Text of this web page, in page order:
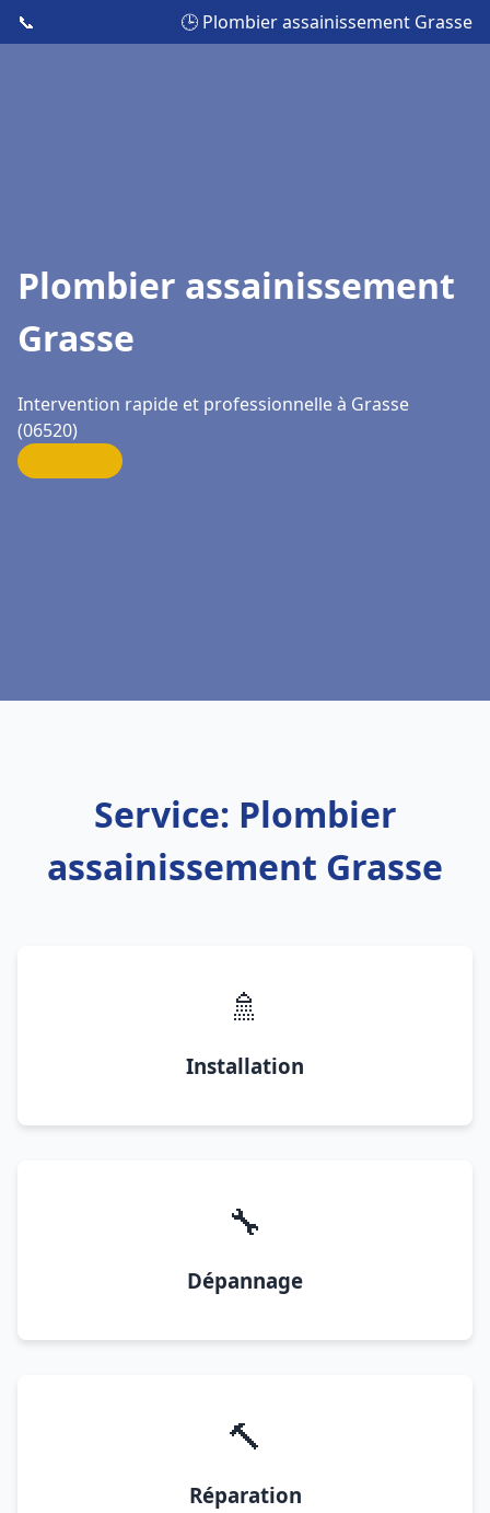
📞 🕒 Plombier assainissement Grasse
Plombier assainissement
Grasse
Intervention rapide et professionnelle à Grasse
(06520)
Service: Plombier
assainissement Grasse
🚿
Installation
🔧
Dépannage
🔨
Réparation